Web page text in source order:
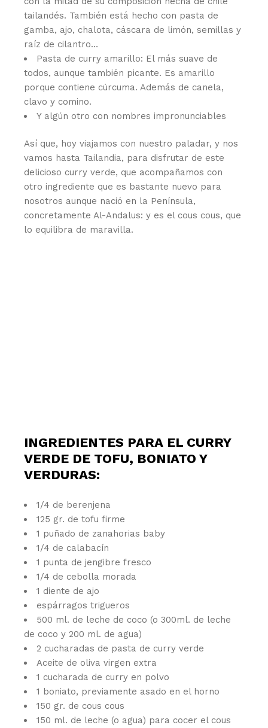
tailandés. También está hecho con pasta de
gamba, ajo, chalota, cáscara de limón, semillas y
raíz de cilantro…
Pasta de curry amarillo: El más suave de
todos, aunque también picante. Es amarillo
porque contiene cúrcuma. Además de canela,
clavo y comino.
Y algún otro con nombres impronunciables
Así que, hoy viajamos con nuestro paladar, y nos
vamos hasta Tailandia, para disfrutar de este
delicioso curry verde, que acompañamos con
otro ingrediente que es bastante nuevo para
nosotros aunque nació en la Península,
concretamente Al-Andalus: y es el cous cous, que
lo equilibra de maravilla.
INGREDIENTES PARA EL CURRY
VERDE DE TOFU, BONIATO Y
VERDURAS:
1/4 de berenjena
125 gr. de tofu firme
1 puñado de zanahorias baby
1/4 de calabacín
1 punta de jengibre fresco
1/4 de cebolla morada
1 diente de ajo
espárragos trigueros
500 ml. de leche de coco (o 300ml. de leche
de coco y 200 ml. de agua)
2 cucharadas de pasta de curry verde
Aceite de oliva virgen extra
1 cucharada de curry en polvo
1 boniato, previamente asado en el horno
150 gr. de cous cous
150 ml. de leche (o agua) para cocer el cous